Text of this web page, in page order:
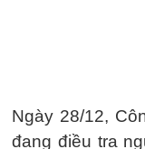
Ngày 28/12,
đang điều tra